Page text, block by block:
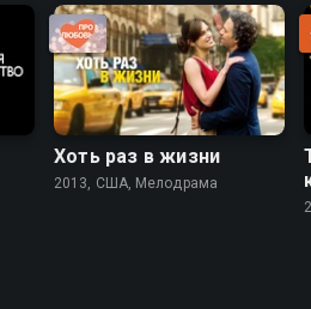
Хоть раз в жизни
2013, США, Мелодрама